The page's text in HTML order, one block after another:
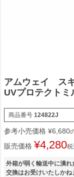
アムウェイ スキ
UVプロテクトミ
商品番号 124822J
参考小売価格 ¥6,680
販売価格 ¥4,280税
外箱が弱く輸送中に潰れ
交換はお受けいたしかね